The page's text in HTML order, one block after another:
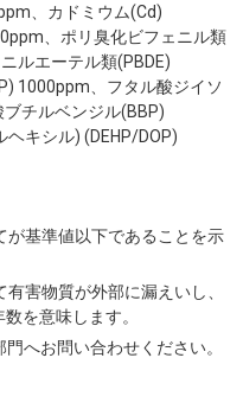
、カドミウム(Cd)
、ポリ臭化ビフェニル類
ルエーテル類(PBDE)
1000ppm、フタル酸ジイソ
チルベンジル(BBP)
キシル) (DEHP/DOP)
が基準値以下であることを示
有害物質が外部に漏えいし、
を意味します。
へお問い合わせください。